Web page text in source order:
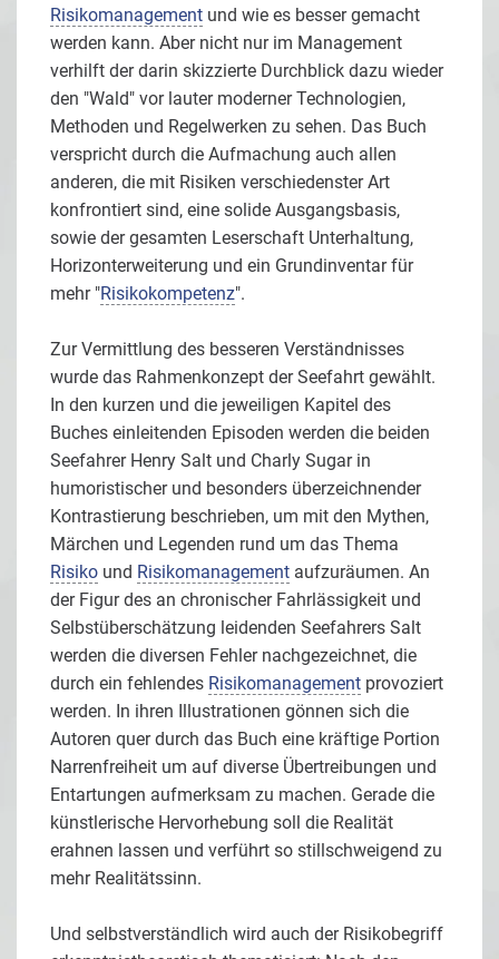
Risikomanagement und wie es besser gemacht
werden kann. Aber nicht nur im Management
verhilft der darin skizzierte Durchblick dazu wieder
den "Wald" vor lauter moderner Technologien,
Methoden und Regelwerken zu sehen. Das Buch
verspricht durch die Aufmachung auch allen
anderen, die mit Risiken verschiedenster Art
konfrontiert sind, eine solide Ausgangsbasis,
sowie der gesamten Leserschaft Unterhaltung,
Horizonterweiterung und ein Grundinventar für
mehr "Risikokompetenz".
Zur Vermittlung des besseren Verständnisses
wurde das Rahmenkonzept der Seefahrt gewählt.
In den kurzen und die jeweiligen Kapitel des
Buches einleitenden Episoden werden die beiden
Seefahrer Henry Salt und Charly Sugar in
humoristischer und besonders überzeichnender
Kontrastierung beschrieben, um mit den Mythen,
Märchen und Legenden rund um das Thema
Risiko und Risikomanagement aufzuräumen. An
der Figur des an chronischer Fahrlässigkeit und
Selbstüberschätzung leidenden Seefahrers Salt
werden die diversen Fehler nachgezeichnet, die
durch ein fehlendes Risikomanagement provoziert
werden. In ihren Illustrationen gönnen sich die
Autoren quer durch das Buch eine kräftige Portion
Narrenfreiheit um auf diverse Übertreibungen und
Entartungen aufmerksam zu machen. Gerade die
künstlerische Hervorhebung soll die Realität
erahnen lassen und verführt so stillschweigend zu
mehr Realitätssinn.
Und selbstverständlich wird auch der Risikobegriff